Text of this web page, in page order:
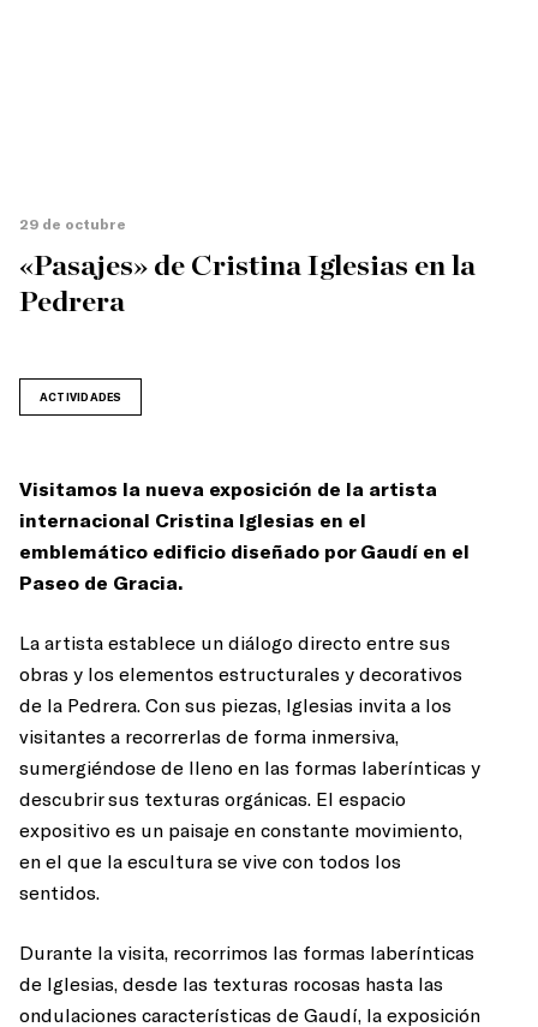
29 de octubre
«Pasajes» de Cristina Iglesias en la
Pedrera
ACTIVIDADES
Visitamos la nueva exposición de la artista
internacional Cristina Iglesias en el
emblemático edificio diseñado por Gaudí en el
Paseo de Gracia.
La artista establece un diálogo directo entre sus
obras y los elementos estructurales y decorativos
de la Pedrera. Con sus piezas, Iglesias invita a los
visitantes a recorrerlas de forma inmersiva,
sumergiéndose de lleno en las formas laberínticas y
descubrir sus texturas orgánicas. El espacio
expositivo es un paisaje en constante movimiento,
en el que la escultura se vive con todos los
sentidos.
Durante la visita, recorrimos las formas laberínticas
de Iglesias, desde las texturas rocosas hasta las
ondulaciones características de Gaudí, la exposición